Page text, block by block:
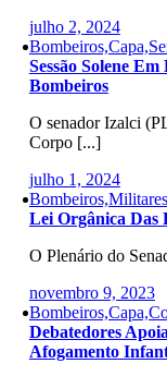
julho 2, 2024
Sessão Solene
Bombeiros
O senador Izalci
Corpo [...]
julho 1, 2024
Lei Orgânica Das
O Plenário do
novembro 9, 2023
Debatedores
Afogamento